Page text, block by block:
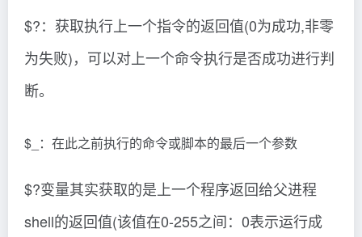
$?：获取执行上一个指令的返回值(0为成功,非零
为失败)，可以对上一个命令执行是否成功进行判
断。
$_：在此之前执行的命令或脚本的最后一个参数
$?变量其实获取的是上一个程序返回给父进程
shell的返回值(该值在0-255之间：0表示运行成